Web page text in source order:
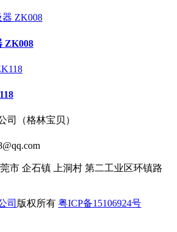
ZK008
司（格林宝贝）
市 企石镇 上洞村 第二工业区环镇路
司 版权所有 粤ICP备15106924号